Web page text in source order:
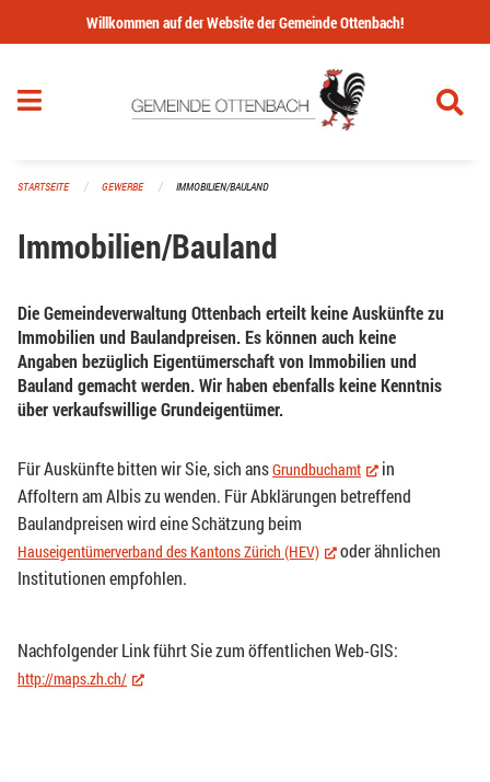
Navigation überspringen
Willkommen auf der Website der Gemeinde Ottenbach!
STARTSEITE GEWERBE IMMOBILIEN/BAULAND
Immobilien/Bauland
Die Gemeindeverwaltung Ottenbach erteilt keine Auskünfte zu
Immobilien und Baulandpreisen. Es können auch keine
Angaben bezüglich Eigentümerschaft von Immobilien und
Bauland gemacht werden. Wir haben ebenfalls keine Kenntnis
über verkaufswillige Grundeigentümer.
Für Auskünfte bitten wir Sie, sich ansGrundbuchamt (External Link)
in
Affoltern am Albis zu wenden. Für Abklärungen betreffend
Baulandpreisen wird eine Schätzung beim
Hauseigentümerverband des Kantons Zürich (HEV) (External Link)
oder ähnlichen
Institutionen empfohlen.
Nachfolgender Link führt Sie zum öffentlichen Web-GIS:
http://maps.zh.ch/ (External Link)